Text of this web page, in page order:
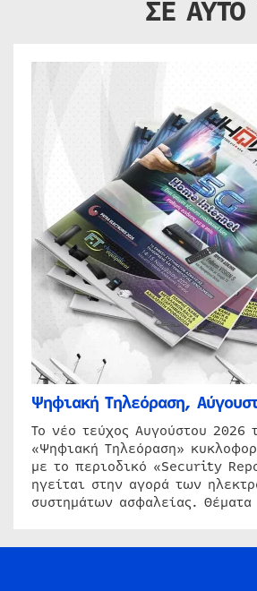
ΣΕ
Ψηφιακή Τηλεόραση,
Το νέο τεύχος Αυγούστου 2026
«Ψηφιακή Τηλεόραση»
με το περιοδικό «Security
ηγείται στην αγορά των
συστημάτων ασφαλείας. Θέματα